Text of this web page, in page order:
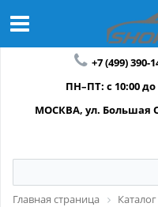
+7 (499) 390-
ПН–ПТ: с 10:00 до
МОСКВА, ул. Большая
Главная страница Каталог